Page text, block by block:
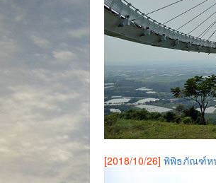
[2018/10/26] พิพิธภัณฑ์หนั